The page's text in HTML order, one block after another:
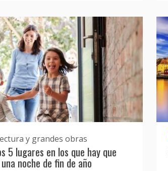
y grandes obras
5 lugares en los que hay que
noche de fin de año